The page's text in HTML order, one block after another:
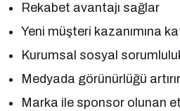
Rekabet avantajı sağlar
Yeni müşteri kazanımına
Kurumsal sosyal
Medyada görünürlüğü artırır
Marka ile sponsor olunan